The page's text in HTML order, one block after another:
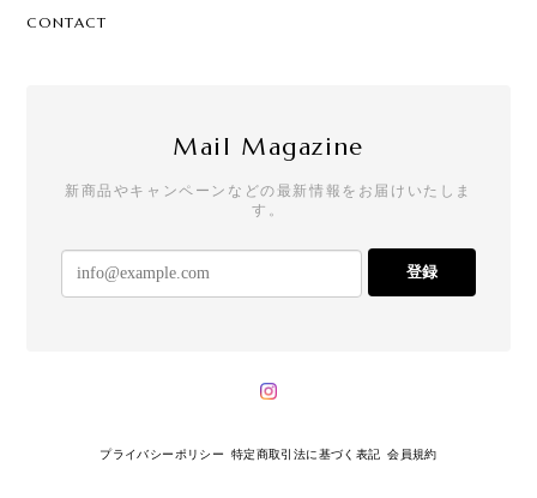
CONTACT
Mail Magazine
新商品やキャンペーンなどの最新情報をお届けいたしま
す。
登録
プライバシーポリシー 特定商取引法に基づく表記 会員規約